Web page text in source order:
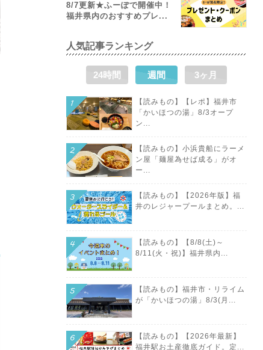
8/7更新★ふーぽで開催中！
福井県内のおすすめプレ...
人気記事ランキング
24時間 週間 3ヶ月
【読みもの】【レポ】福井市
「かいほつの湯」8/3オープ
ン...
【読みもの】小浜貴船にラーメ
ン屋「麺屋為せば成る」がオ
ー...
【読みもの】【2026年版】福
井のレジャープールまとめ。...
【読みもの】【8/8(土)～
8/11(火・祝)】福井県内...
【読みもの】福井市・リライム
が「かいほつの湯」8/3(月...
【読みもの】【2026年最新】
福井駅お土産徹底ガイド。定...